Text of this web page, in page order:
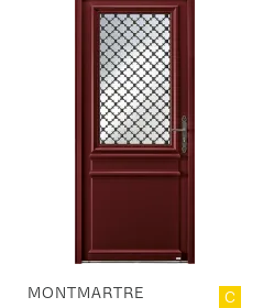
MONTMARTRE
C